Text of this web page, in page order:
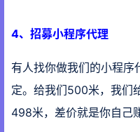
4、招募小程序代理
有人找你做我们的小程
定。给我们500米，我们
498米，差价就是你自己